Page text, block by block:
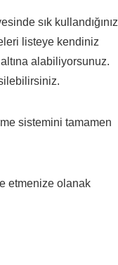
sık kullandığınız
listeye kendiniz
alabiliyorsunuz.
sistemini tamamen
etmenize olanak